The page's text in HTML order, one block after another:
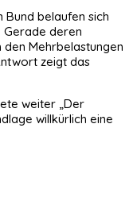
Bund belaufen sich
Gerade deren
Mehrbelastungen
zeigt das
weiter „Der
willkürlich eine